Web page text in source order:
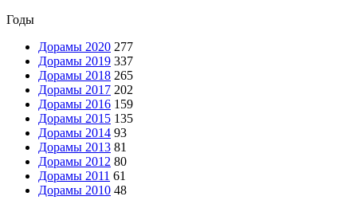
Годы
Дорамы 2020 277
Дорамы 2019 337
Дорамы 2018 265
Дорамы 2017 202
Дорамы 2016 159
Дорамы 2015 135
Дорамы 2014 93
Дорамы 2013 81
Дорамы 2012 80
Дорамы 2011 61
Дорамы 2010 48